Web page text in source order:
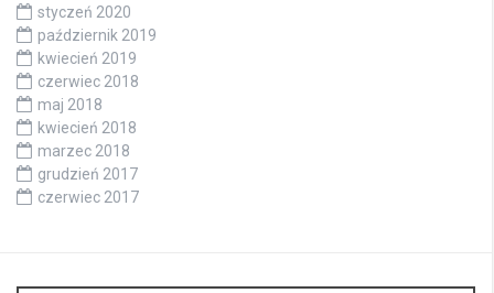
styczeń 2020
październik 2019
kwiecień 2019
czerwiec 2018
maj 2018
kwiecień 2018
marzec 2018
grudzień 2017
czerwiec 2017